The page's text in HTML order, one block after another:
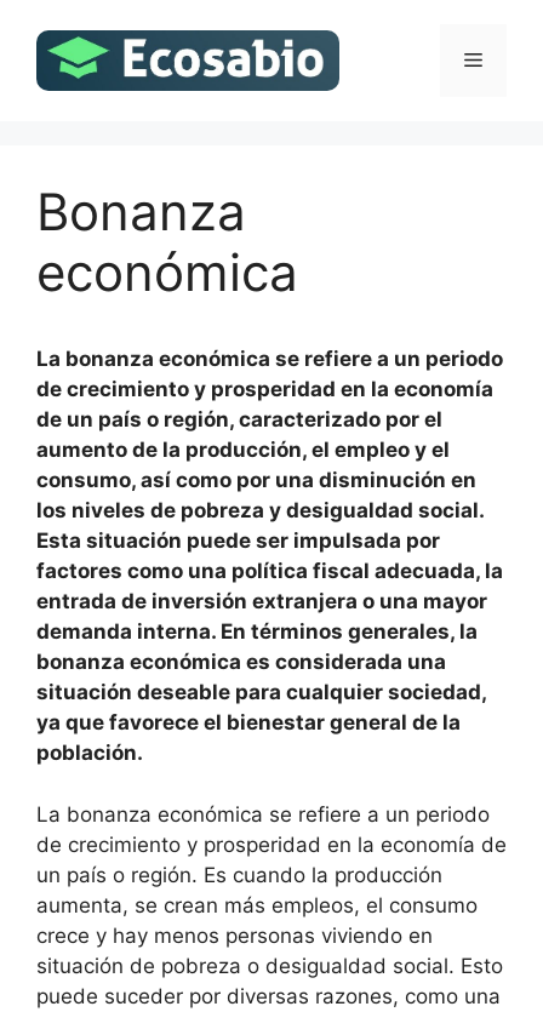
contenido
Menú
Bonanza
económica
La bonanza económica se refiere a un periodo
de crecimiento y prosperidad en la economía
de un país o región, caracterizado por el
aumento de la producción, el empleo y el
consumo, así como por una disminución en
los niveles de pobreza y desigualdad social.
Esta situación puede ser impulsada por
factores como una política fiscal adecuada, la
entrada de inversión extranjera o una mayor
demanda interna. En términos generales, la
bonanza económica es considerada una
situación deseable para cualquier sociedad,
ya que favorece el bienestar general de la
población.
La bonanza económica se refiere a un periodo
de crecimiento y prosperidad en la economía de
un país o región. Es cuando la producción
aumenta, se crean más empleos, el consumo
crece y hay menos personas viviendo en
situación de pobreza o desigualdad social. Esto
puede suceder por diversas razones, como una